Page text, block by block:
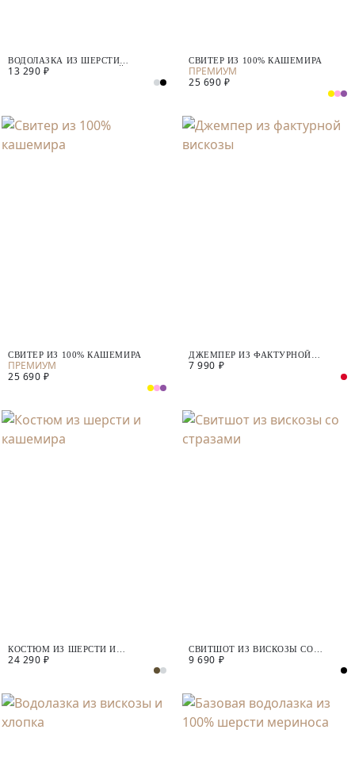
ВОДОЛАЗКА ИЗ ШЕРСТИ
МЕРИНОСА С МИКРОПАЙЕТКАМИ
13 290 ₽
СВИТЕР ИЗ 100% КАШЕМИРА
25 690 ₽
СВИТЕР ИЗ 100% КАШЕМИРА
25 690 ₽
ДЖЕМПЕР ИЗ ФАКТУРНОЙ
ВИСКОЗЫ
7 990 ₽
КОСТЮМ ИЗ ШЕРСТИ И
КАШЕМИРА
24 290 ₽
СВИТШОТ ИЗ ВИСКОЗЫ СО
СТРАЗАМИ
9 690 ₽